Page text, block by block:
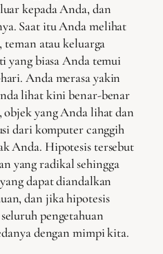
kepada Anda, dan
Saat itu Anda melihat
atau keluarga
yang biasa Anda temui
Anda merasa yakin
lihat kini benar-benar
objek yang Anda lihat dan
dari komputer canggih
Anda. Hipotesis tersebut
yang radikal sehingga
dapat diandalkan
dan jika hipotesis
pengetahuan
dengan mimpi kita.